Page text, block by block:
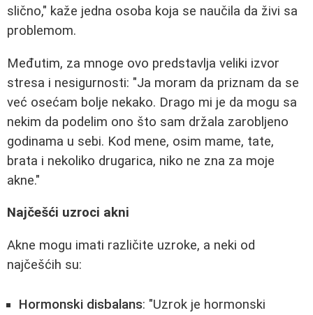
slično," kaže jedna osoba koja se naučila da živi sa
problemom.
Međutim, za mnoge ovo predstavlja veliki izvor
stresa i nesigurnosti: "Ja moram da priznam da se
već osećam bolje nekako. Drago mi je da mogu sa
nekim da podelim ono što sam držala zarobljeno
godinama u sebi. Kod mene, osim mame, tate,
brata i nekoliko drugarica, niko ne zna za moje
akne."
Najčešći uzroci akni
Akne mogu imati različite uzroke, a neki od
najčešćih su:
Hormonski disbalans: "Uzrok je hormonski